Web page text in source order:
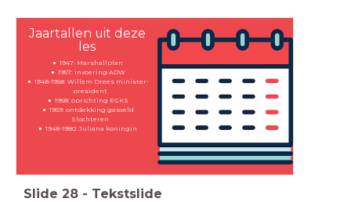
Jaartallen uit deze
les
1947: Marshallplan
1957: invoering AOW
1948-1958: Willem Drees minister-
president
1958: oprichting EGKS
1959: ontdekking gasveld
Slochteren
1948-1980: Juliana koningin
Slide 28 - Tekstslide